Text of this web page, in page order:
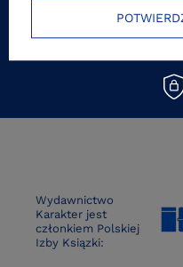
ZAPISZ SIĘ
Wydawnictwo
Karakter jest
członkiem Polskiej
Izby Ksiązki: